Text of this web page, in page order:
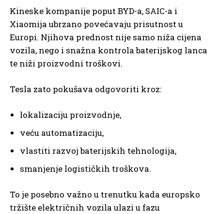
Kineske kompanije poput BYD-a, SAIC-a i
Xiaomija ubrzano povećavaju prisutnost u
Europi. Njihova prednost nije samo niža cijena
vozila, nego i snažna kontrola baterijskog lanca
te niži proizvodni troškovi.
Tesla zato pokušava odgovoriti kroz:
lokalizaciju proizvodnje,
veću automatizaciju,
vlastiti razvoj baterijskih tehnologija,
smanjenje logističkih troškova.
To je posebno važno u trenutku kada europsko
tržište električnih vozila ulazi u fazu